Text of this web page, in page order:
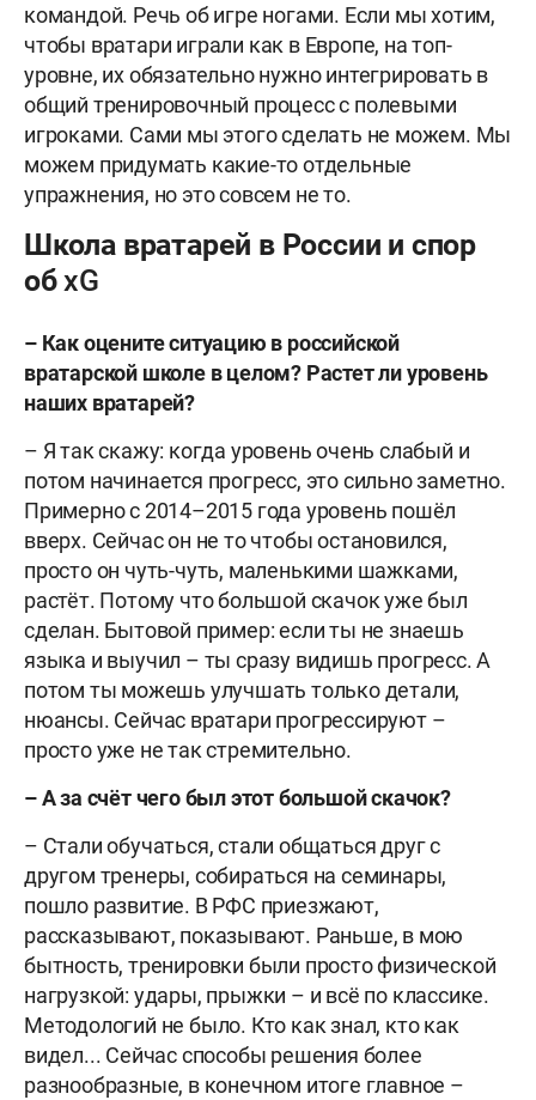
командой. Речь об игре ногами. Если мы хотим,
чтобы вратари играли как в Европе, на топ-
уровне, их обязательно нужно интегрировать в
общий тренировочный процесс с полевыми
игроками. Сами мы этого сделать не можем. Мы
можем придумать какие-то отдельные
упражнения, но это совсем не то.
Школа вратарей в России и спор
об xG
– Как оцените ситуацию в российской
вратарской школе в целом? Растет ли уровень
наших вратарей?
– Я так скажу: когда уровень очень слабый и
потом начинается прогресс, это сильно заметно.
Примерно с 2014–2015 года уровень пошёл
вверх. Сейчас он не то чтобы остановился,
просто он чуть-чуть, маленькими шажками,
растёт. Потому что большой скачок уже был
сделан. Бытовой пример: если ты не знаешь
языка и выучил – ты сразу видишь прогресс. А
потом ты можешь улучшать только детали,
нюансы. Сейчас вратари прогрессируют –
просто уже не так стремительно.
– А за счёт чего был этот большой скачок?
– Стали обучаться, стали общаться друг с
другом тренеры, собираться на семинары,
пошло развитие. В РФС приезжают,
рассказывают, показывают. Раньше, в мою
бытность, тренировки были просто физической
нагрузкой: удары, прыжки – и всё по классике.
Методологий не было. Кто как знал, кто как
видел... Сейчас способы решения более
разнообразные, в конечном итоге главное –